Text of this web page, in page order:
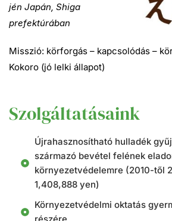
jén Japán, Shiga
prefektúrában
Misszió: körforgás – kapcsolódás –
Kokoro (jó lelki állapot)
Szolgáltatásaink
Újrahasznosítható hulladék
származó bevétel felének
környezetvédelemre (2010-től
1,408,888 yen)
Környezetvédelmi oktatás
részére